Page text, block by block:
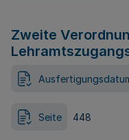
Zweite
Seite 448